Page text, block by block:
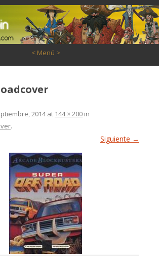
< Menú >
2014at 144 × 200 in
.
Siguiente →